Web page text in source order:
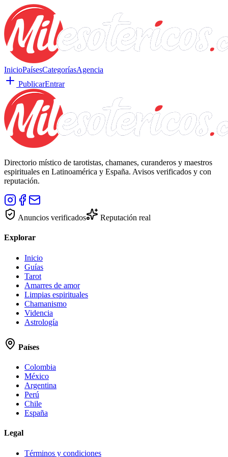
InicioPaísesCategoríasAgencia
PublicarEntrar
Directorio místico de tarotistas, chamanes, curanderos y maestros
espirituales en Latinoamérica y España. Avisos verificados y con
reputación.
Anuncios verificados Reputación real
Explorar
Inicio
Guías
Tarot
Amarres de amor
Limpias espirituales
Chamanismo
Videncia
Astrología
Países
Colombia
México
Argentina
Perú
Chile
España
Legal
Términos y condiciones